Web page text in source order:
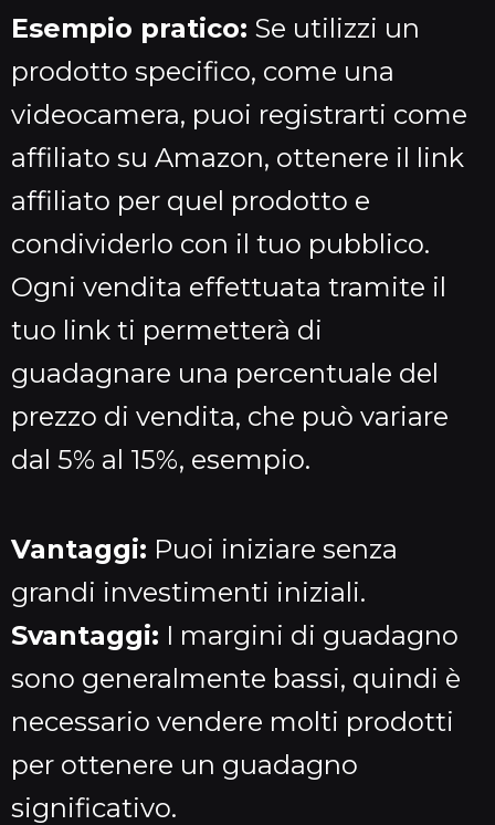
Esempio pratico: Se utilizzi un
prodotto specifico, come una
videocamera, puoi registrarti come
affiliato su Amazon, ottenere il link
affiliato per quel prodotto e
condividerlo con il tuo pubblico.
Ogni vendita effettuata tramite il
tuo link ti permetterà di
guadagnare una percentuale del
prezzo di vendita, che può variare
dal 5% al 15%, esempio.
Vantaggi: Puoi iniziare senza
grandi investimenti iniziali.
Svantaggi: I margini di guadagno
sono generalmente bassi, quindi è
necessario vendere molti prodotti
per ottenere un guadagno
significativo.